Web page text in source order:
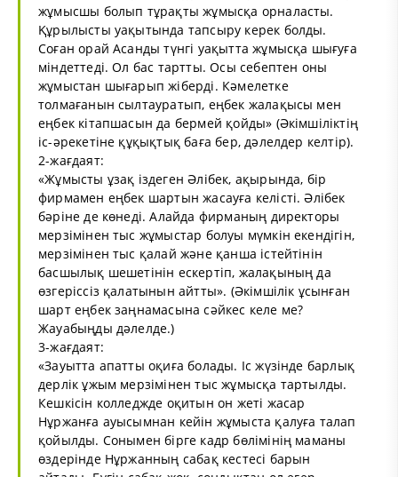
жұмысшы болып тұрақты жұмысқа орналасты.
Құрылысты уақытында тапсыру керек болды.
Соған орай Асанды түнгі уақытта жұмысқа шығуға
міндеттеді. Ол бас тартты. Осы себептен оны
жұмыстан шығарып жіберді. Кәмелетке
толмағанын сылтауратып, еңбек жалақысы мен
еңбек кітапшасын да бермей қойды» (Әкімшіліктің
іс-әрекетіне құқықтық баға бер, дәлелдер келтір).
2-жағдаят:
«Жұмысты ұзақ іздеген Әлібек, ақырында, бір
фирмамен еңбек шартын жасауға келісті. Әлібек
бәріне де көнеді. Алайда фирманың директоры
мерзімінен тыс жұмыстар болуы мүмкін екендігін,
мерзімінен тыс қалай және қанша істейтінін
басшылық шешетінін ескертіп, жалақының да
өзгеріссіз қалатынын айтты». (Әкімшілік ұсынған
шарт еңбек заңнамасына сәйкес келе ме?
Жауабыңды дәлелде.)
3-жағдаят:
«Зауытта апатты оқиға болады. Іс жүзінде барлық
дерлік ұжым мерзімінен тыс жұмысқа тартылды.
Кешкісін колледжде оқитын он жеті жасар
Нұржанға ауысымнан кейін жұмыста қалуға талап
қойылды. Сонымен бірге кадр бөлімінің маманы
өздерінде Нұржанның сабақ кестесі барын